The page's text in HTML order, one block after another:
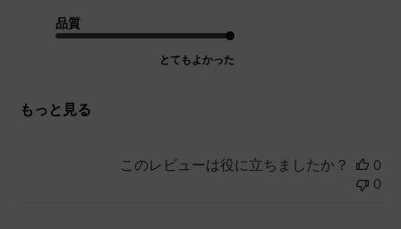
品質
とてもよかった
もっと見る
このレビューは役に立ちましたか？
0
0